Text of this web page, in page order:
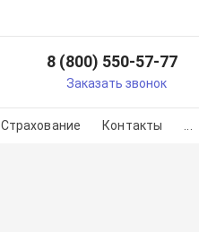
8 (800) 550-57-77
Заказать звонок
Страхование Контакты